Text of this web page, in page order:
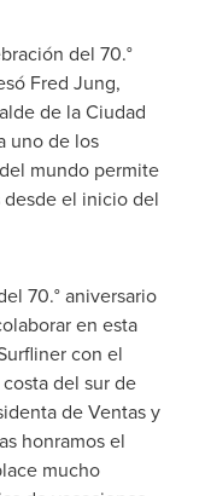
del 70.°
Fred Jung,
de la Ciudad
uno de los
mundo permite
el inicio del
70.° aniversario
en esta
con el
del sur de
de Ventas y
honramos el
mucho